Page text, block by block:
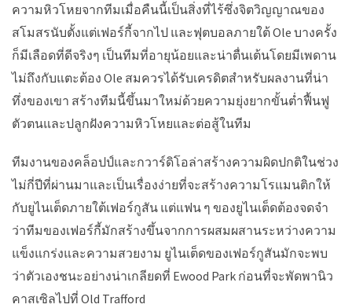
ความหิวโหยจากทีมเมื่อคืนนี้เป็นสิ่งที่ไร้ซึ่งจิตวิญญาณของ
สโมสรนับตั้งแต่เฟอร์กี้จากไป และฟุตบอลภายใต้ Ole บางครั้ง
ก็มีเลือดที่ดีจริงๆ เป็นทีมที่อายุน้อยและน่าตื่นเต้นโดยมีเพดาน
ไม่ถึงกับแตะต้อง Ole สมควรได้รับเครดิตสำหรับผลงานที่น่า
ทึ่งของเขา สร้างทีมนี้ขึ้นมาใหม่ด้วยความยุ่งยากขั้นต่ำฟื้นฟู
ตัวตนและปลูกฝังความหิวโหยและต่อสู้ในทีม
ทีมงานของคล็อปป์และกวาร์ดิโอล่าสร้างความผิดปกติในช่วง
ไม่กี่ปีที่ผ่านมาและเป็นเรื่องง่ายที่จะสร้างความโรแมนติกให้
กับยูไนเต็ดภายใต้เฟอร์กูสัน แต่แฟน ๆ ของยูไนเต็ดต้องจดจำ
ว่าทีมของเฟอร์กี้มักสร้างขึ้นจากการผสมผสานระหว่างความ
แข็งแกร่งและความสวยงาม ยูไนเต็ดของเฟอร์กูสันมักจะพบ
ว่าตัวเองชนะอย่างน่าเกลียดที่ Ewood Park ก่อนที่จะพัดพานิว
คาสเซิลไปที่ Old Trafford